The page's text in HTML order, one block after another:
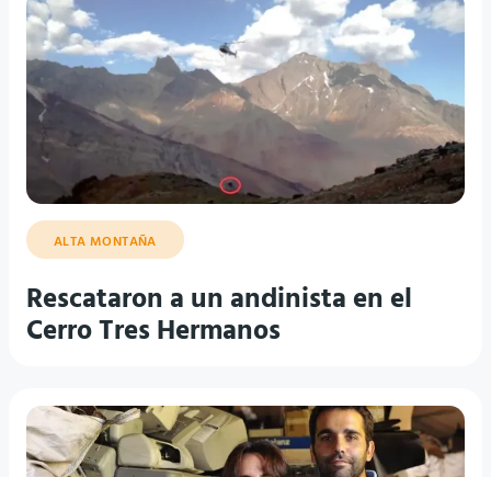
ALTA MONTAÑA
Rescataron a un andinista en el
Cerro Tres Hermanos